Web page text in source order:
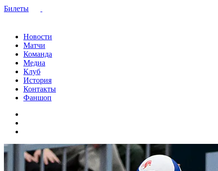
Билеты
Новости
Матчи
Команда
Медиа
Клуб
История
Контакты
Фаншоп